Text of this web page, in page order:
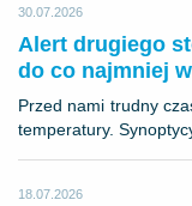
30.07.2026
Alert drugiego
do co najmniej
Przed nami trudny
temperatury.
18.07.2026